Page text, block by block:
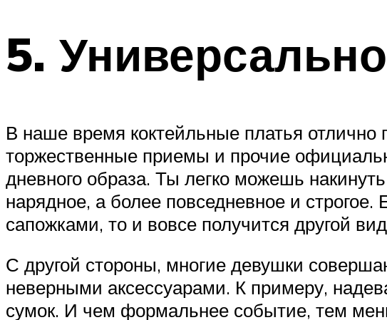
5.
В наше время коктейльные платья отлично
торжественные приемы и прочие
дневного образа. Ты легко можешь
нарядное, а более повседневное и
сапожками, то и вовсе получится другой
С другой стороны, многие девушки
неверными аксессуарами. К примеру,
сумок. И чем формальнее событие, тем